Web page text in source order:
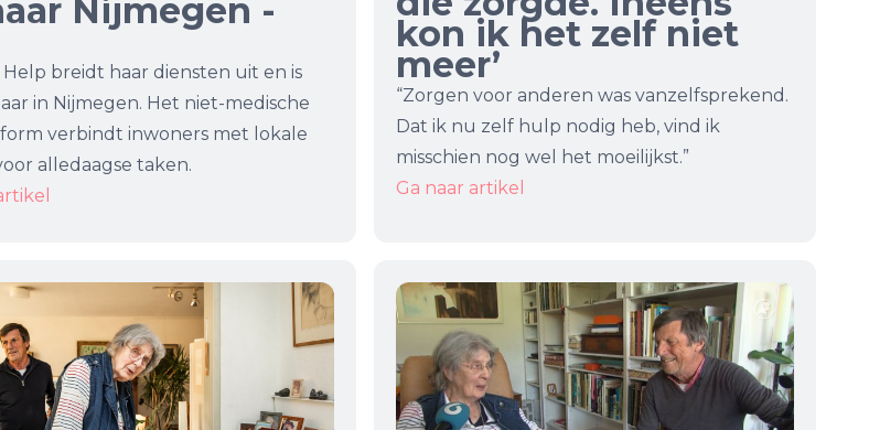
Nijmegen -
Help breidt haar diensten uit en is
in Nijmegen. Het niet-medische
verbindt inwoners met lokale
alledaagse taken.
kon ik het zelf niet
meer’
“Zorgen voor anderen was vanzelfsprekend.
Dat ik nu zelf hulp nodig heb, vind ik
misschien nog wel het moeilijkst.”
Ga naar artikel